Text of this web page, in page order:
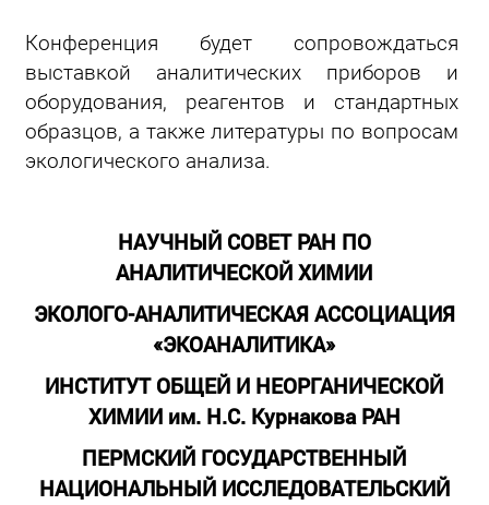
Конференция будет сопровождаться
выставкой аналитических приборов и
оборудования, реагентов и стандартных
образцов, а также литературы по вопросам
экологического анализа.
НАУЧНЫЙ СОВЕТ РАН ПО
АНАЛИТИЧЕСКОЙ ХИМИИ
ЭКОЛОГО-АНАЛИТИЧЕСКАЯ АССОЦИАЦИЯ
«ЭКОАНАЛИТИКА»
ИНСТИТУТ ОБЩЕЙ И НЕОРГАНИЧЕСКОЙ
ХИМИИ им. Н.С. Курнакова РАН
ПЕРМСКИЙ ГОСУДАРСТВЕННЫЙ
НАЦИОНАЛЬНЫЙ ИССЛЕДОВАТЕЛЬСКИЙ